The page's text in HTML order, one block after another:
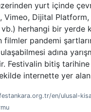
yurt içinde
Vimeo, Dijital Platform,
herhangi bir yerde
filmler pandemi
adına
Festivalin bitiş
internette yer
en/ulusal-